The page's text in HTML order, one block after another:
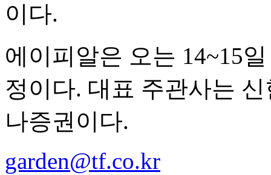
이다.
에이피알은 오는 14~15
정이다. 대표 주관사는
나증권이다.
garden@tf.co.kr